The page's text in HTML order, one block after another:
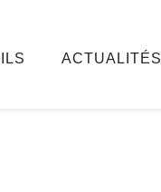
ACTUALITÉS